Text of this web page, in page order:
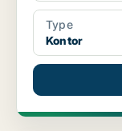
Type
Kontor